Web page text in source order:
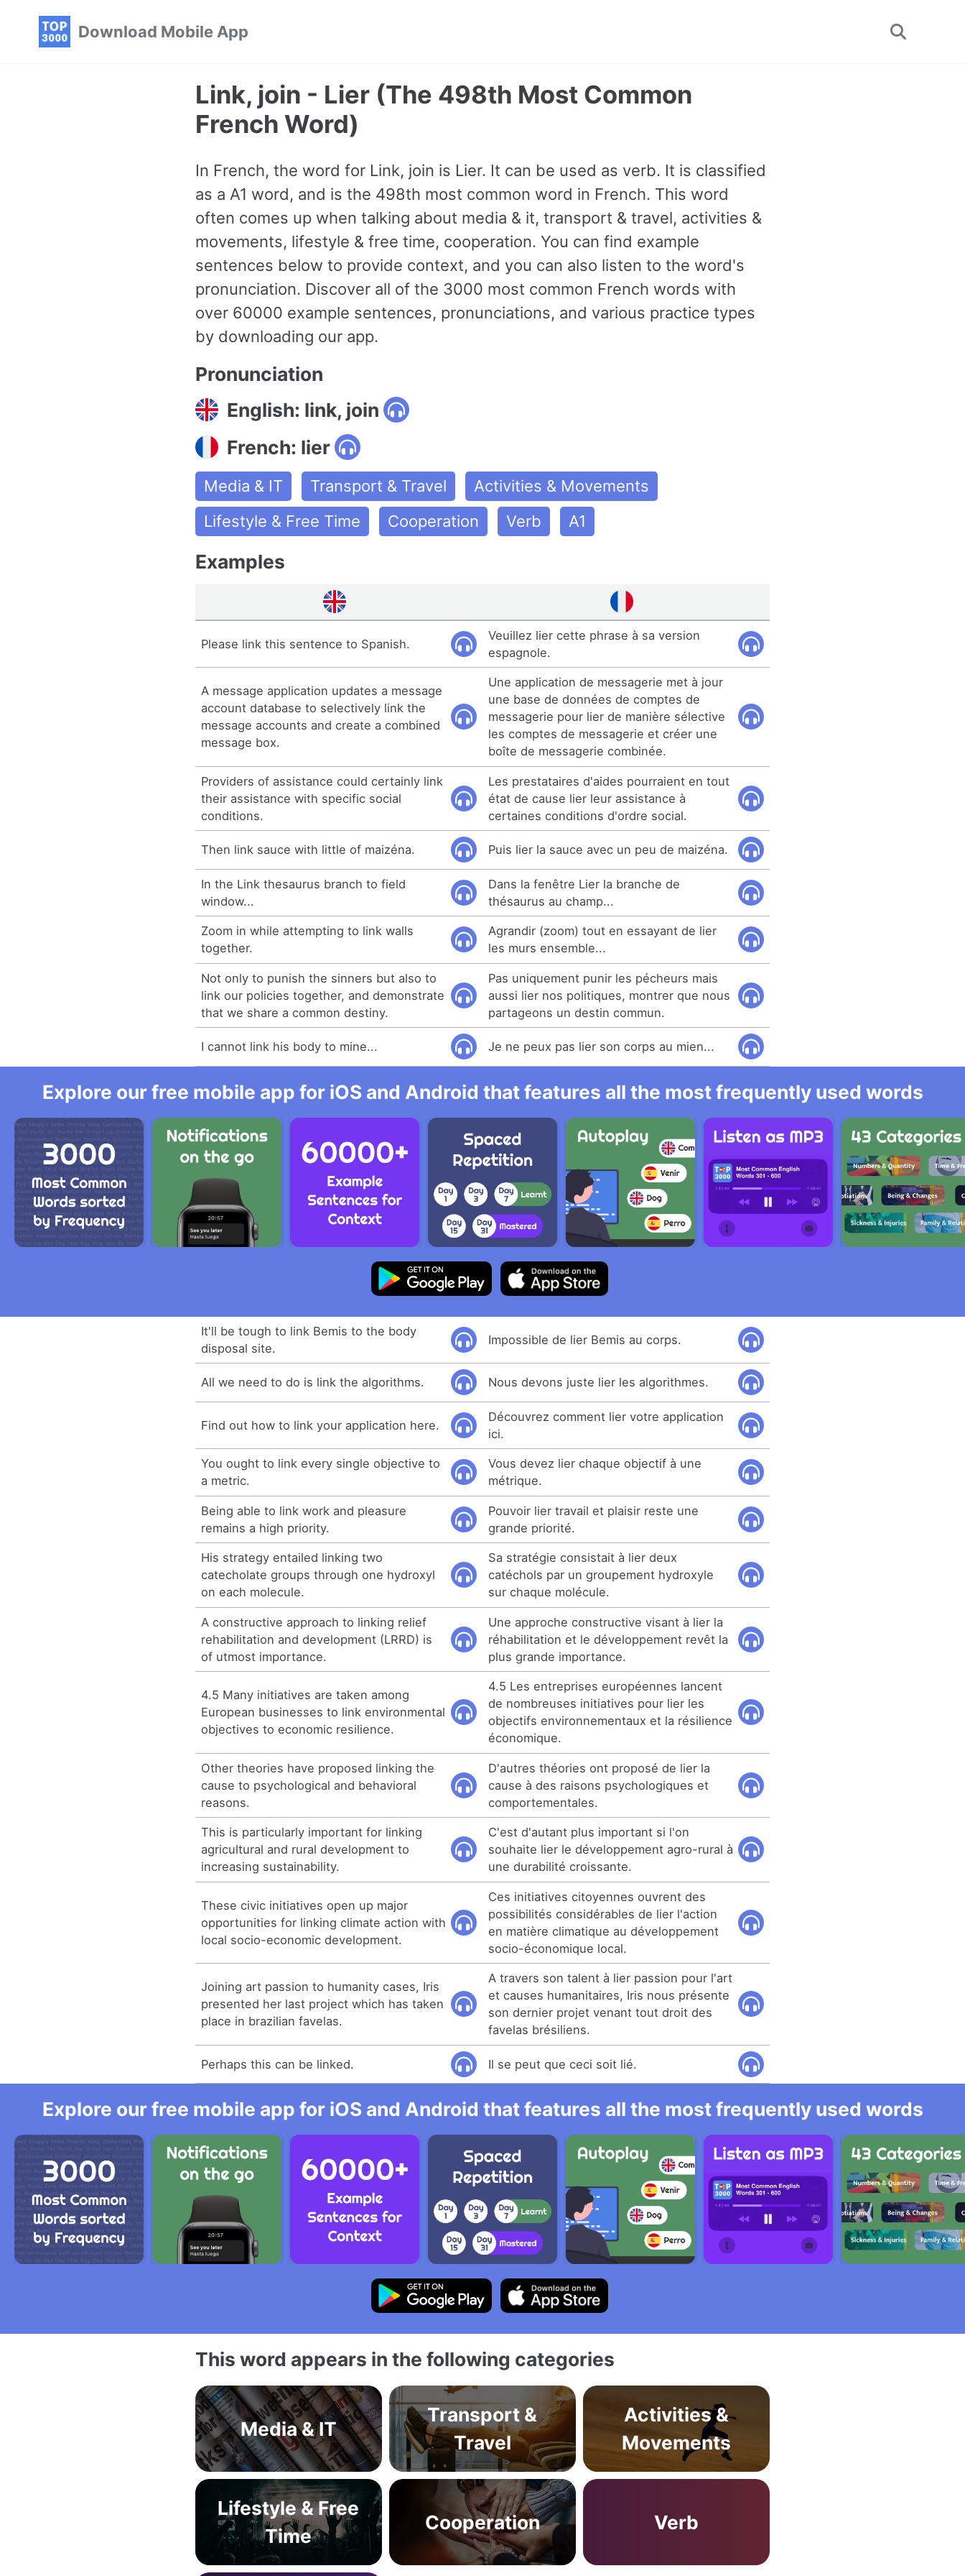
Download Mobile App
Toggle
Link, join - Lier (The 498th Most Common
French Word)
In French, the word for Link, join is Lier. It can be used as verb. It is classified
as a A1 word, and is the 498th most common word in French. This word
often comes up when talking about media & it, transport & travel, activities &
movements, lifestyle & free time, cooperation. You can find example
sentences below to provide context, and you can also listen to the word's
pronunciation. Discover all of the 3000 most common French words with
over 60000 example sentences, pronunciations, and various practice types
by downloading our app.
Pronunciation
English: link, join
French: lier
Media & IT Transport & Travel
Activities & Movements
Lifestyle & Free Time
Cooperation Verb A1
Examples
Please link this sentence to Spanish.
Veuillez lier cette phrase à sa version
espagnole.
A message application updates a message
account database to selectively link the
message accounts and create a combined
message box.
Une application de messagerie met à jour
une base de données de comptes de
messagerie pour lier de manière sélective
les comptes de messagerie et créer une
boîte de messagerie combinée.
Providers of assistance could certainly link
their assistance with specific social
conditions.
Les prestataires d'aides pourraient en tout
état de cause lier leur assistance à
certaines conditions d'ordre social.
Then link sauce with little of maizéna. Puis lier la sauce avec un peu de maizéna.
In the Link thesaurus branch to field
window...
Dans la fenêtre Lier la branche de
thésaurus au champ...
Zoom in while attempting to link walls
together.
Agrandir (zoom) tout en essayant de lier
les murs ensemble...
Not only to punish the sinners but also to
link our policies together, and demonstrate
that we share a common destiny.
Pas uniquement punir les pécheurs mais
aussi lier nos politiques, montrer que nous
partageons un destin commun.
I cannot link his body to mine... Je ne peux pas lier son corps au mien...
Explore our free mobile app for iOS and Android that features all the most frequently used words
It'll be tough to link Bemis to the body
disposal site.
Impossible de lier Bemis au corps.
All we need to do is link the algorithms. Nous devons juste lier les algorithmes.
Find out how to link your application here.
Découvrez comment lier votre application
ici.
You ought to link every single objective to
a metric.
Vous devez lier chaque objectif à une
métrique.
Being able to link work and pleasure
remains a high priority.
Pouvoir lier travail et plaisir reste une
grande priorité.
His strategy entailed linking two
catecholate groups through one hydroxyl
on each molecule.
Sa stratégie consistait à lier deux
catéchols par un groupement hydroxyle
sur chaque molécule.
A constructive approach to linking relief
rehabilitation and development (LRRD) is
of utmost importance.
Une approche constructive visant à lier la
réhabilitation et le développement revêt la
plus grande importance.
4.5 Many initiatives are taken among
European businesses to link environmental
objectives to economic resilience.
4.5 Les entreprises européennes lancent
de nombreuses initiatives pour lier les
objectifs environnementaux et la résilience
économique.
Other theories have proposed linking the
cause to psychological and behavioral
reasons.
D'autres théories ont proposé de lier la
cause à des raisons psychologiques et
comportementales.
This is particularly important for linking
agricultural and rural development to
increasing sustainability.
C'est d'autant plus important si l'on
souhaite lier le développement agro-rural à
une durabilité croissante.
These civic initiatives open up major
opportunities for linking climate action with
local socio-economic development.
Ces initiatives citoyennes ouvrent des
possibilités considérables de lier l'action
en matière climatique au développement
socio-économique local.
Joining art passion to humanity cases, Iris
presented her last project which has taken
place in brazilian favelas.
A travers son talent à lier passion pour l'art
et causes humanitaires, Iris nous présente
son dernier projet venant tout droit des
favelas brésiliens.
Perhaps this can be linked. Il se peut que ceci soit lié.
Explore our free mobile app for iOS and Android that features all the most frequently used words
This word appears in the following categories
Media & IT
Transport &
Travel
Activities &
Movements
Lifestyle & Free
Time
Cooperation Verb